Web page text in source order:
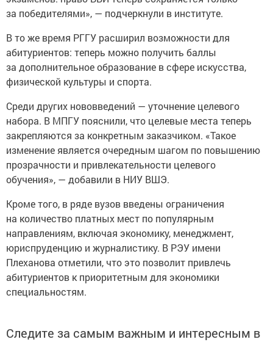
за победителями», — подчеркнули в институте.
В то же время РГГУ расширил возможности для
абитуриентов: теперь можно получить баллы
за дополнительное образование в сфере искусства,
физической культуры и спорта.
Среди других нововведений — уточнение целевого
набора. В МПГУ пояснили, что целевые места теперь
закрепляются за конкретным заказчиком. «Такое
изменение является очередным шагом по повышению
прозрачности и привлекательности целевого
обучения», — добавили в НИУ ВШЭ.
Кроме того, в ряде вузов введены ограничения
на количество платных мест по популярным
направлениям, включая экономику, менеджмент,
юриспруденцию и журналистику. В РЭУ имени
Плеханова отметили, что это позволит привлечь
абитуриентов к приоритетным для экономики
специальностям.
Следите за самым важным и интересным в